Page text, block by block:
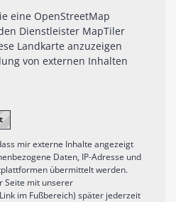
eine OpenStreetMap
Dienstleister MapTiler
Landkarte anzuzeigen
von externen Inhalten
mir externe Inhalte angezeigt
Daten, IP-Adresse und
übermittelt werden.
Seite mit unserer
im Fußbereich) später jederzeit